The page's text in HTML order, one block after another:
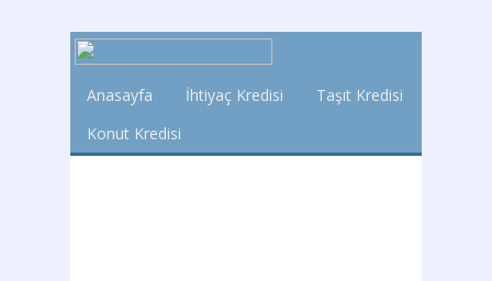
Anasayfa İhtiyaç Kredisi
Taşıt Kredisi
Konut Kredisi